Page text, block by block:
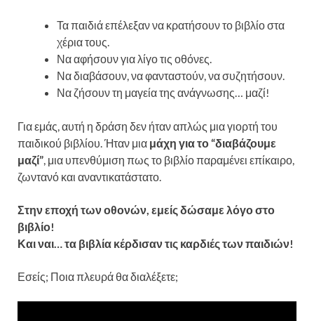
Τα παιδιά επέλεξαν να κρατήσουν το βιβλίο στα
χέρια τους.
Να αφήσουν για λίγο τις οθόνες.
Να διαβάσουν, να φανταστούν, να συζητήσουν.
Να ζήσουν τη μαγεία της ανάγνωσης… μαζί!
Για εμάς, αυτή η δράση δεν ήταν απλώς μια γιορτή του
παιδικού βιβλίου. Ήταν μια μάχη για το “διαβάζουμε
μαζί”, μια υπενθύμιση πως το βιβλίο παραμένει επίκαιρο,
ζωντανό και αναντικατάστατο.
Στην εποχή των οθονών, εμείς δώσαμε λόγο στο
βιβλίο!
Και ναι… τα βιβλία κέρδισαν τις καρδιές των παιδιών!
Εσείς; Ποια πλευρά θα διαλέξετε;